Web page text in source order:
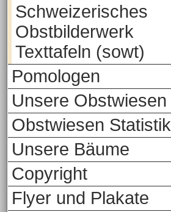
Schweizerisches
Obstbilderwerk
Texttafeln (sowt)
Pomologen
Unsere Obstwiesen
Obstwiesen Statistik
Unsere Bäume
Copyright
Flyer und Plakate